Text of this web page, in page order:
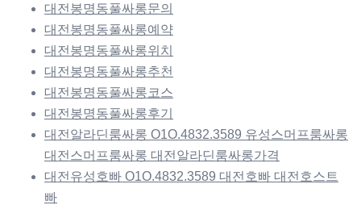
대전봉명동풀싸롱문의
대전봉명동풀싸롱예약
대전봉명동풀싸롱위치
대전봉명동풀싸롱추천
대전봉명동풀싸롱코스
대전봉명동풀싸롱후기
대전알라딘룸싸롱 O1O.4832.3589 유성스머프룸싸롱
대전스머프룸싸롱 대전알라딘룸싸롱가격
대전유성호빠 O1O.4832.3589 대전호빠 대전호스트
빠